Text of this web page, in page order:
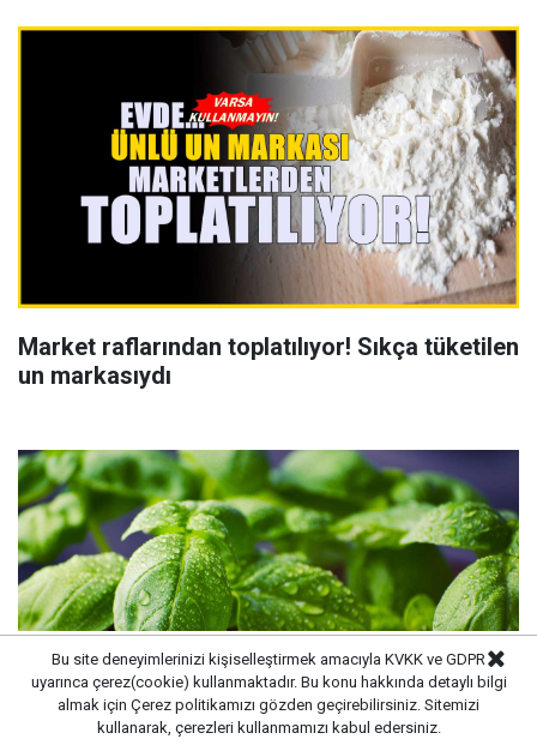
Market raflarından toplatılıyor! Sıkça tüketilen
un markasıydı
Bu site deneyimlerinizi kişiselleştirmek amacıyla KVKK ve GDPR
uyarınca çerez(cookie) kullanmaktadır. Bu konu hakkında detaylı bilgi
almak için Çerez politikamızı gözden geçirebilirsiniz. Sitemizi
kullanarak, çerezleri kullanmamızı kabul edersiniz.